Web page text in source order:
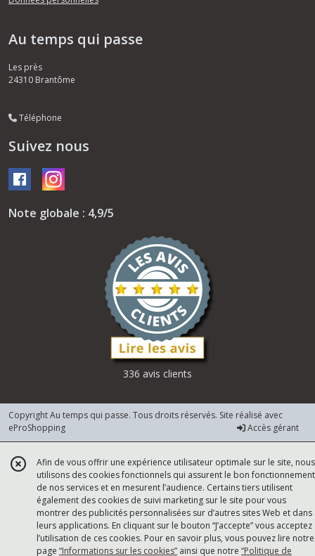
Au temps qui passe
Les près
24310 Brantôme
Téléphone
Suivez nous
Note globale : 4,9/5
336 avis clients
Copyright Au temps qui passe. Tous droits réservés. Site réalisé avec
eProShopping
Accès gérant
Afin de vous offrir une expérience utilisateur optimale sur le site, nous
utilisons des cookies fonctionnels qui assurent le bon fonctionnement
de nos services et en mesurent l’audience. Certains tiers utilisent
également des cookies de suivi marketing sur le site pour vous
montrer des publicités personnalisées sur d’autres sites Web et dans
leurs applications. En cliquant sur le bouton “J’accepte” vous acceptez
l’utilisation de ces cookies. Pour en savoir plus, vous pouvez lire notre
page “Informations sur les cookies” ainsi que notre “Politique de